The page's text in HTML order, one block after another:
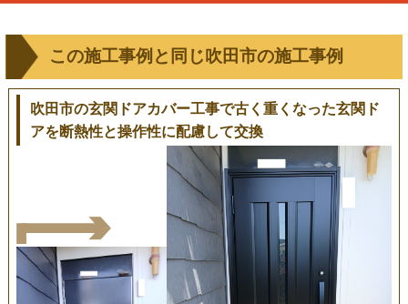
この施工事例と同じ吹田市の施工事例
吹田市の玄関ドアカバー工事で古く重くなった玄関ド
アを断熱性と操作性に配慮して交換